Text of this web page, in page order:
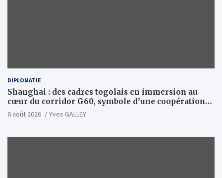
DIPLOMATIE
Shanghai : des cadres togolais en immersion au
cœur du corridor G60, symbole d’une coopération
sino-togolaise axée sur l’excellence et le leadership
6 août 2026 Yves GALLEY